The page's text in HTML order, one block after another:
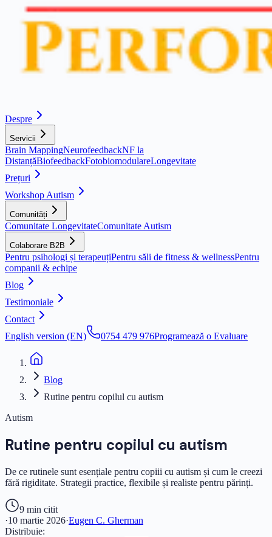
Despre
Servicii
Brain MappingNeurofeedbackNF la
DistanțăBiofeedbackFotobiomodulareLongevitate
Prețuri
Workshop Autism
Comunități
Comunitate LongevitateComunitate Autism
Colaborare B2B
Pentru psihologi și terapeuțiPentru săli de fitness & wellnessPentru
companii & echipe
Blog
Testimoniale
Contact
English version (EN)
0754 479 976Programează o Evaluare
Blog
Rutine pentru copilul cu autism
Autism
Rutine pentru copilul cu autism
De ce rutinele sunt esențiale pentru copiii cu autism și cum le creezi
fără rigiditate. Strategii practice, flexibile și realiste pentru părinți.
9 min citit
·10 martie 2026·Eugen C. Gherman
Distribuie: